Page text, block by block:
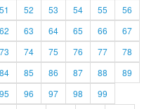
51 52 53 54 55
56
62 63 64 65 66
67
73 74 75 76 77
78
84 85 86 87 88
89
95 96 97 98
99